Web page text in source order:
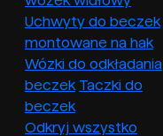
Uchwyty do beczek
montowane na hak
Wózki do odkładania
beczek Taczki do
beczek
Odkryj wszystko